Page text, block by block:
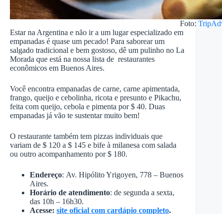
Foto:
Estar na Argentina e não ir a um lugar especializado em
empanadas é quase um pecado! Para saborear um
salgado tradicional e bem gostoso, dê um pulinho no La
Morada que está na nossa lista de restaurantes
econômicos em Buenos Aires.
Você encontra empanadas de carne, carne apimentada,
frango, queijo e cebolinha, ricota e presunto e Pikachu,
feita com queijo, cebola e pimenta por $ 40. Duas
empanadas já vão te sustentar muito bem!
O restaurante também tem pizzas individuais que
variam de $ 120 a $ 145 e bife à milanesa com salada
ou outro acompanhamento por $ 180.
Endereço: Av. Hipólito Yrigoyen, 778 – Buenos
Aires.
Horário de atendimento: de segunda a sexta,
das 10h – 16h30.
Acesse: site oficial com cardápio completo.